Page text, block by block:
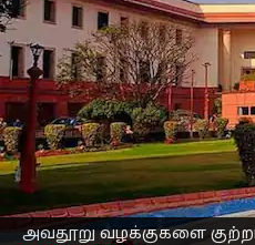
அவதூறு வழக்குகளை
இந்தியாவின் சட்ட
மாற்றும் காலம்
இந்த கருத்து,
அந்தத் தீர்ப்பில்,
அடிப்படை
உச்ச